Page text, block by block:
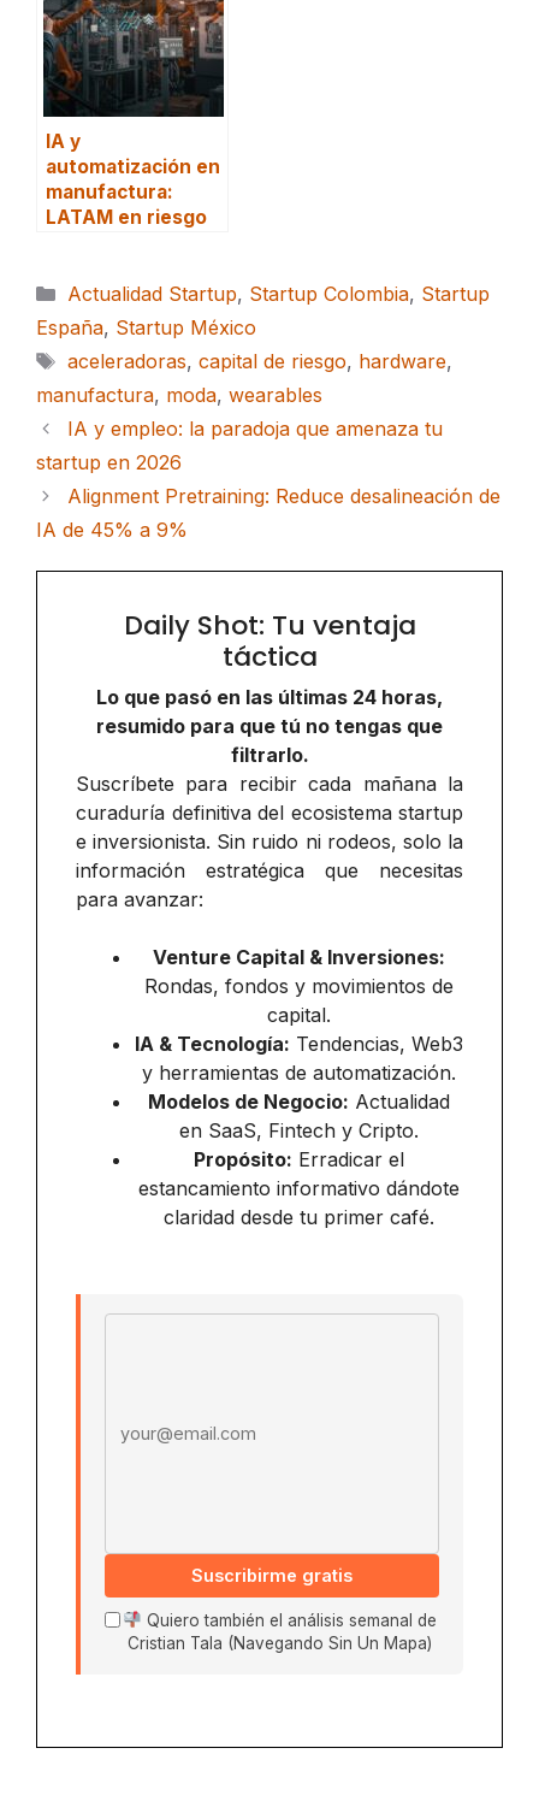
IA y
automatización en
manufactura:
LATAM en riesgo
Categorías
Actualidad Startup, Startup Colombia, Startup
España, Startup México
Etiquetas
aceleradoras, capital de riesgo, hardware,
manufactura, moda, wearables
IA y empleo: la paradoja que amenaza tu
startup en 2026
Alignment Pretraining: Reduce desalineación de
IA de 45% a 9%
Daily Shot: Tu ventaja
táctica
Lo que pasó en las últimas 24 horas,
resumido para que tú no tengas que
filtrarlo.
Suscríbete para recibir cada mañana la
curaduría definitiva del ecosistema startup
e inversionista. Sin ruido ni rodeos, solo la
información estratégica que necesitas
para avanzar:
Venture Capital & Inversiones:
Rondas, fondos y movimientos de
capital.
IA & Tecnología: Tendencias, Web3
y herramientas de automatización.
Modelos de Negocio: Actualidad
en SaaS, Fintech y Cripto.
Propósito: Erradicar el
estancamiento informativo dándote
claridad desde tu primer café.
Suscribirme gratis
Quiero también el análisis semanal de
Cristian Tala (Navegando Sin Un Mapa)